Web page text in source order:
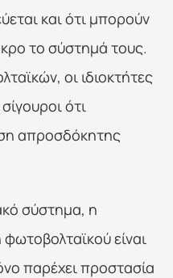
και ότι μπορούν
το σύστημά τους.
οι ιδιοκτήτες
ότι
απροσδόκητης
σύστημα, η
είναι
παρέχει προστασία